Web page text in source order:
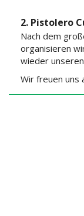
2. Pistolero
Nach dem
organisieren
wieder
Wir freuen uns